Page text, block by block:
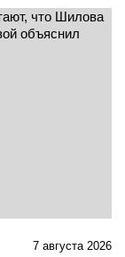
7 августа 2026